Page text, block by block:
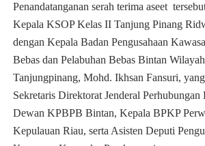
Penandatanganan serah terima aseet
Kepala KSOP Kelas II Tanjung Pinang
dengan Kepala Badan Pengusahaan
Bebas dan Pelabuhan Bebas Bintan
Tanjungpinang, Mohd. Ikhsan Fansuri,
Sekretaris Direktorat Jenderal Perhubungan
Dewan KPBPB Bintan, Kepala BPKP
Kepulauan Riau, serta Asisten Deputi